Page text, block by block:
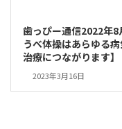
歯っぴー通信2022年8
うべ体操はあらゆる
治療につながります】
2023年3月16日